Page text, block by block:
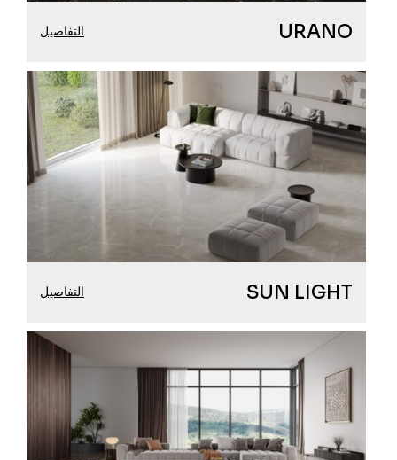
URANO التفاصيل
SUN LIGHT التفاصيل